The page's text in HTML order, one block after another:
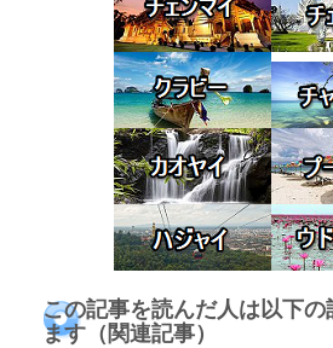
この記事を読んだ人は以下
ます（関連記事）